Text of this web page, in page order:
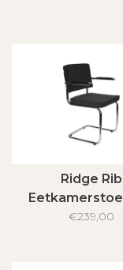
Ridge Rib
Armleuning
€239,00